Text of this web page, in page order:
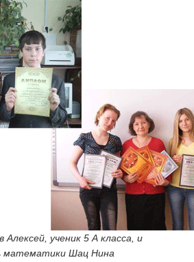
Алексей, ученик 5 А класса, и
математики Шац Нина